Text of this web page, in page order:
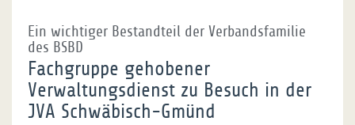
Ein wichtiger Bestandteil der Verbandsfamilie
des BSBD
Fachgruppe gehobener
Verwaltungsdienst zu Besuch in der
JVA Schwäbisch-Gmünd